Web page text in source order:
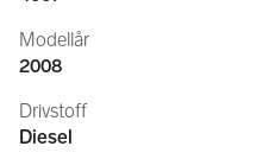
Modellår
2008
Drivstoff
Diesel